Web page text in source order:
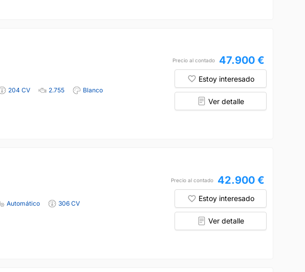
204 CV 2.755
Blanco
Precio al contado 47.900 €
Estoy interesado
Ver detalle
Automático
306 CV
Precio al contado 42.900 €
Estoy interesado
Ver detalle